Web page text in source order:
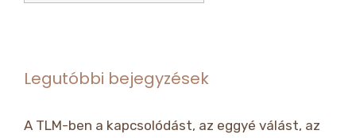
Legutóbbi bejegyzések
A TLM-ben a kapcsolódást, az eggyé válást, az